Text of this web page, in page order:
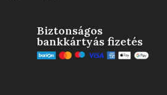
Biztonságos
bankkártyás fizetés